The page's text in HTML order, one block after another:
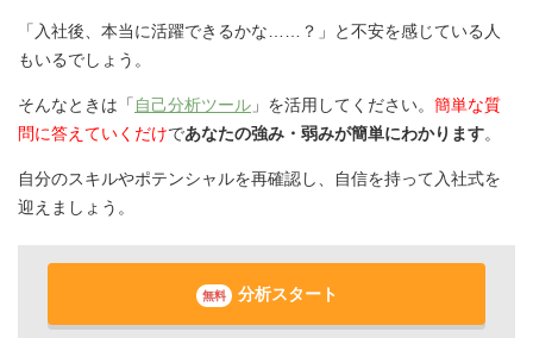
「入社後、本当に活躍できるかな……？」と不安を感じている人
もいるでしょう。
そんなときは「 自己分析ツール 」を活用してください。 簡単な質
問に答えていくだけであなたの強み・弱みが簡単にわかります。
自分のスキルやポテンシャルを再確認し、自信を持って入社式を
迎えましょう。
無料 分析スタート